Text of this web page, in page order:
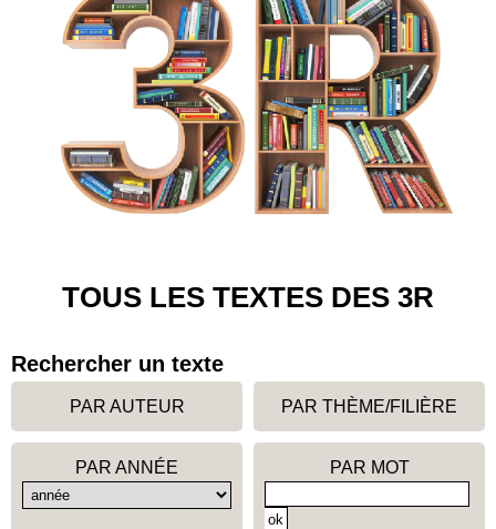
TOUS LES TEXTES DES 3R
Rechercher un texte
PAR AUTEUR PAR THÈME/FILIÈRE
PAR ANNÉE PAR MOT